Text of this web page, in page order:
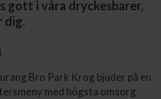
gott i våra dryckesbarer,
dig.
Bro Park Krog bjuder på en
med högsta omsorg